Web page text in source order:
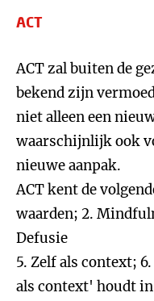
ACT
ACT zal buiten de
bekend zijn
niet alleen een
waarschijnlijk ook
nieuwe aanpak.
ACT kent de
waarden; 2.
Defusie
5. Zelf als context;
als context' houdt